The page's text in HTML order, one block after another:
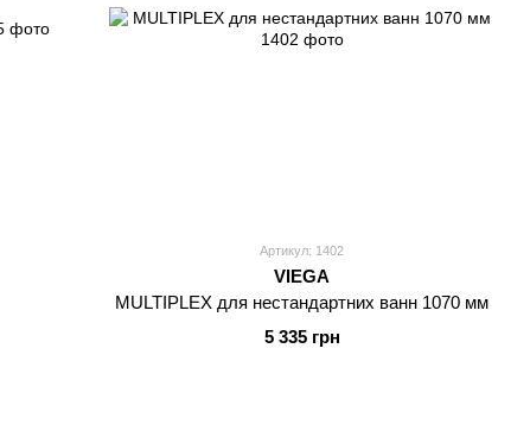
Артикул: 1402
VIEGA
MULTIPLEX для нестандартних ванн 1070 мм
5 335 грн